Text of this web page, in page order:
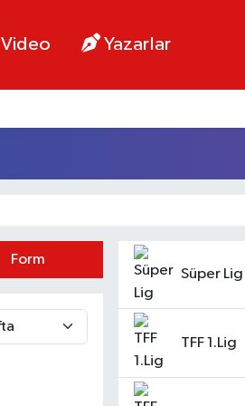
Video Yazarlar
Form
Süper Lig
TFF 1.Lig